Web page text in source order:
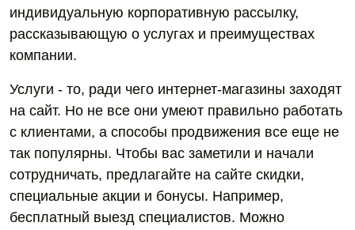
индивидуальную корпоративную рассылку,
рассказывающую о услугах и преимуществах
компании.
Услуги - то, ради чего интернет-магазины заходят
на сайт. Но не все они умеют правильно работать
с клиентами, а способы продвижения все еще не
так популярны. Чтобы вас заметили и начали
сотрудничать, предлагайте на сайте скидки,
специальные акции и бонусы. Например,
бесплатный выезд специалистов. Можно